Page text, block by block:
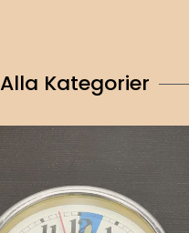
Alla Kategorier